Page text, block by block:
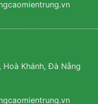
Khánh, Đà Nẵng